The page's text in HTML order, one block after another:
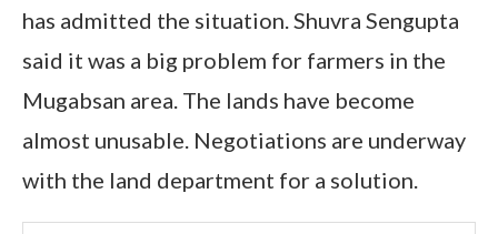
has admitted the situation. Shuvra Sengupta
said it was a big problem for farmers in the
Mugabsan area. The lands have become
almost unusable. Negotiations are underway
with the land department for a solution.